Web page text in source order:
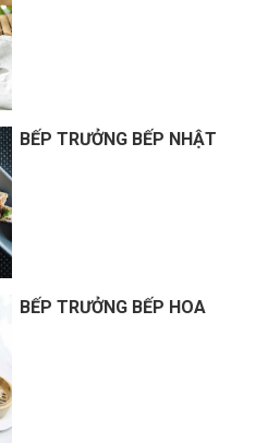
BẾP TRƯỞNG BẾP NHẬT
BẾP TRƯỞNG BẾP HOA